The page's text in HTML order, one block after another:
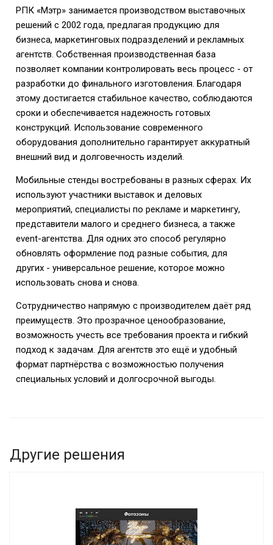
РПК «Мэтр» занимается производством выставочных
решений с 2002 года, предлагая продукцию для
бизнеса, маркетинговых подразделений и рекламных
агентств. Собственная производственная база
позволяет компании контролировать весь процесс - от
разработки до финального изготовления. Благодаря
этому достигается стабильное качество, соблюдаются
сроки и обеспечивается надежность готовых
конструкций. Использование современного
оборудования дополнительно гарантирует аккуратный
внешний вид и долговечность изделий.
Мобильные стенды востребованы в разных сферах. Их
используют участники выставок и деловых
мероприятий, специалисты по рекламе и маркетингу,
представители малого и среднего бизнеса, а также
event-агентства. Для одних это способ регулярно
обновлять оформление под разные события, для
других - универсальное решение, которое можно
использовать снова и снова.
Сотрудничество напрямую с производителем даёт ряд
преимуществ. Это прозрачное ценообразование,
возможность учесть все требования проекта и гибкий
подход к задачам. Для агентств это ещё и удобный
формат партнёрства с возможностью получения
специальных условий и долгосрочной выгоды.
Другие решения